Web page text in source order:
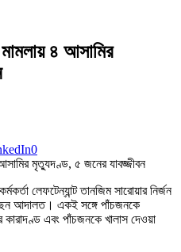
মামলায় ৪ আসামির
0
লেফটেন্যান্ট তানজিম সারোয়ার নির্জন
আদালত। একই সঙ্গে পাঁচজনকে
এবং পাঁচজনকে খালাস দেওয়া